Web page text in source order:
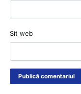
Sit web